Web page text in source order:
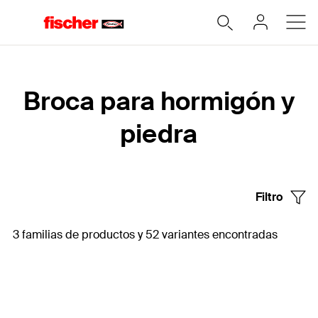
Broca para hormigón y
piedra
Filtro
3 familias de productos y 52 variantes encontradas